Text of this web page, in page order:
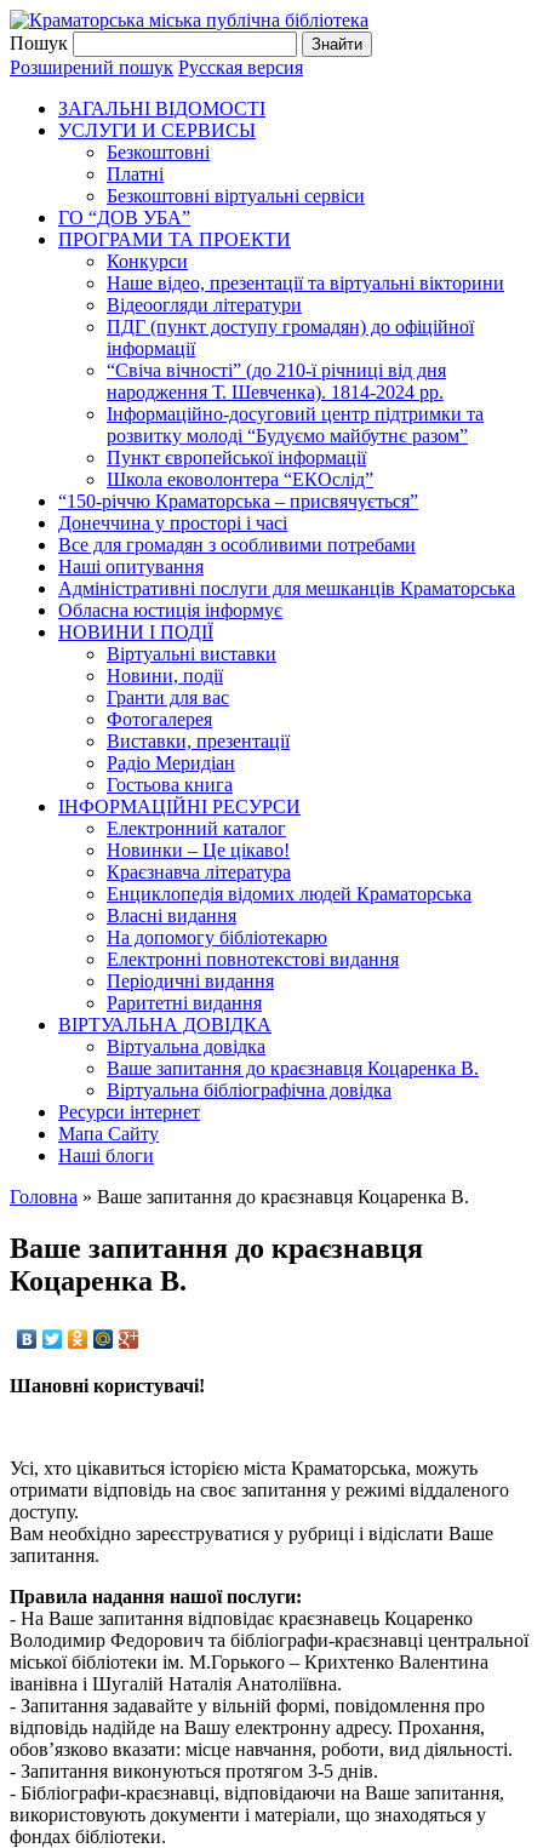
Пошук
Розширений пошук Русская версия
ЗАГАЛЬНI ВIДОМОСТI
УСЛУГИ И СЕРВИСЫ
Безкоштовнi
Платні
Безкоштовні віртуальні сервіси
ГО “ДОВ УБА”
ПРОГРАМИ ТА ПРОЕКТИ
Конкурси
Наше відео, презентації та віртуальні вікторини
Відеоогляди літератури
ПДГ (пункт доступу громадян) до офіційної
інформації
“Свіча вічності” (до 210-ї річниці від дня
народження Т. Шевченка). 1814-2024 рр.
Інформаційно-досуговий центр підтримки та
розвитку молоді “Будуємо майбутнє разом”
Пункт європейської інформації
Школа ековолонтера “ЕКОслід”
“150-річчю Краматорська – присвячується”
Донеччина у просторі і часі
Все для громадян з особливими потребами
Наші опитування
Адміністративні послуги для мешканців Краматорська
Обласна юстиція інформує
НОВИНИ I ПОДIЇ
Вiртуальнi виставки
Новини, подiї
Гранти для вас
Фотогалерея
Виставки, презентації
Радіо Меридіан
Гостьова книга
IНФОРМАЦIЙНI РЕСУРСИ
Електронний каталог
Новинки – Це цiкаво!
Краєзнавча література
Енциклопедія відомих людей Краматорська
Власнi видання
На допомогу бібліотекарю
Електронні повнотекстові видання
Періодичні видання
Раритетні видання
ВIРТУАЛЬНА ДОВIДКА
Вiртуальна довiдка
Ваше запитання до краєзнавця Коцаренка В.
Вiртуальна бiблiографiчна довiдка
Ресурси інтернет
Мапа Сайту
Наші блоги
Головна » Ваше запитання до краєзнавця Коцаренка В.
Ваше запитання до краєзнавця
Коцаренка В.
Шановнi користувачi!
Усi, хто цiкавиться iсторiєю мiста Краматорська, можуть
отримати вiдповiдь на своє запитання у режимi вiддаленого
доступу.
Вам необхiдно зареєструватися у рубрицi i вiдiслати Ваше
запитання.
Правила надання нашої послуги:
- На Ваше запитання вiдповiдає краєзнавець Коцаренко
Володимир Федорович та бiблiографи-краєзнавцi центральної
мiської бiблiотеки iм. М.Горького – Крихтенко Валентина
iванiвна i Шугалій Наталія Анатоліївна.
- Запитання задавайте у вiльнiй формi, повiдомлення про
вiдповiдь надiйде на Вашу електронну адресу. Прохання,
обов’язково вказати: мiсце навчання, роботи, вид дiяльностi.
- Запитання виконуються протягом 3-5 днiв.
- Бiблiографи-краєзнавцi, вiдповiдаючи на Ваше запитання,
використовують документи i матерiали, що знаходяться у
фондах бiблiотеки.